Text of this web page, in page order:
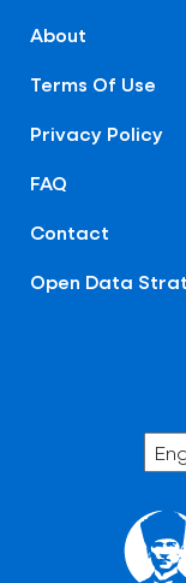
About
Terms Of Use
Privacy Policy
FAQ
Contact
Open Data